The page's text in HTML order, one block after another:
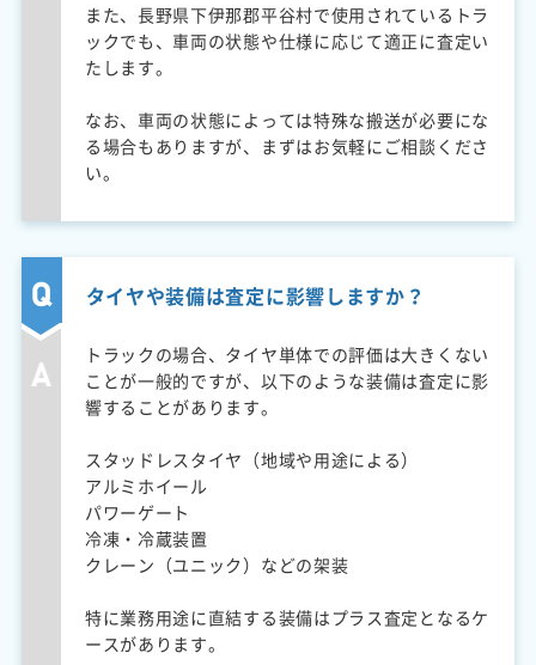
また、長野県下伊那郡平谷村で使用されているトラ
ックでも、車両の状態や仕様に応じて適正に査定い
たします。
なお、車両の状態によっては特殊な搬送が必要にな
る場合もありますが、まずはお気軽にご相談くださ
い。
タイヤや装備は査定に影響しますか？
トラックの場合、タイヤ単体での評価は大きくない
ことが一般的ですが、以下のような装備は査定に影
響することがあります。
スタッドレスタイヤ（地域や用途による）
アルミホイール
パワーゲート
冷凍・冷蔵装置
クレーン（ユニック）などの架装
特に業務用途に直結する装備はプラス査定となるケ
ースがあります。